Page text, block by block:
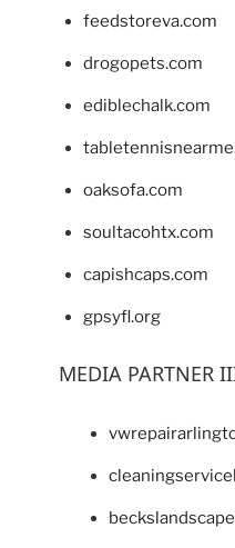
feedstoreva.com
drogopets.com
ediblechalk.com
oaksofa.com
soultacohtx.com
capishcaps.com
gpsyfl.org
MEDIA PARTNER